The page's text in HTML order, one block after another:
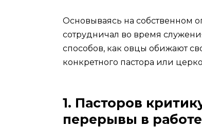
Основываясь на собственном
сотрудничал во время
способов, как овцы обижают
конкретного пастора или
1. Пасторов
перерывы в